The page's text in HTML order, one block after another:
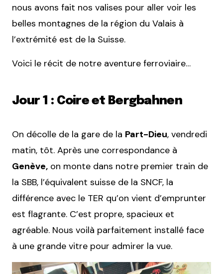
nous avons fait nos valises pour aller voir les
belles montagnes de la région du Valais à
l’extrémité est de la Suisse.
Voici le récit de notre aventure ferroviaire…
Jour 1 : Coire et Bergbahnen
On décolle de la gare de la Part-Dieu, vendredi
matin, tôt. Après une correspondance à
Genève, on monte dans notre premier train de
la SBB, l’équivalent suisse de la SNCF, la
différence avec le TER qu’on vient d’emprunter
est flagrante. C’est propre, spacieux et
agréable. Nous voilà parfaitement installé face
à une grande vitre pour admirer la vue.